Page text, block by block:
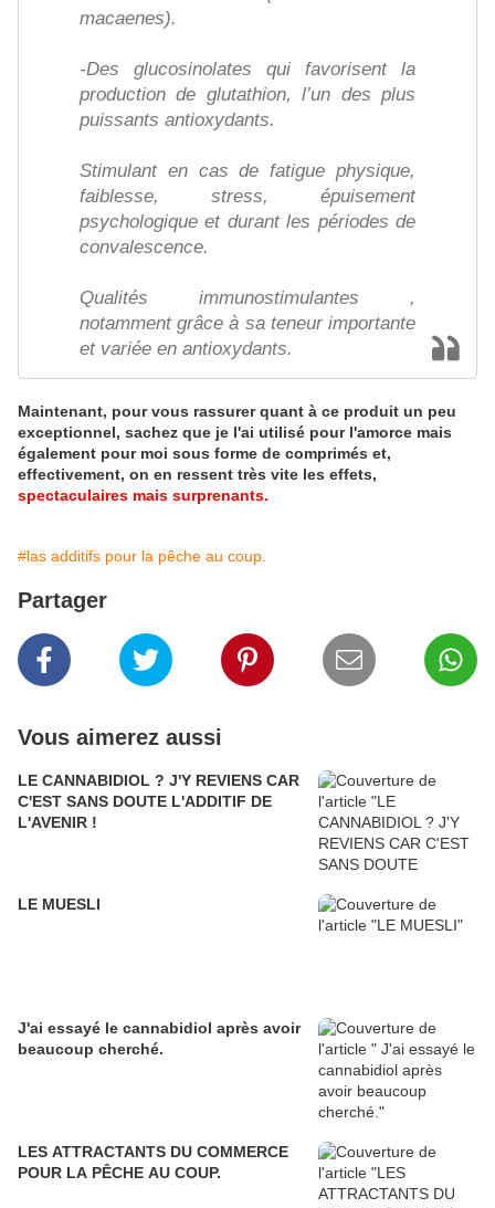
macaenes).
-Des glucosinolates qui favorisent la
production de glutathion, l’un des plus
puissants antioxydants.
Stimulant en cas de fatigue physique,
faiblesse, stress, épuisement
psychologique et durant les périodes de
convalescence.
Qualités immunostimulantes ,
notamment grâce à sa teneur importante
et variée en antioxydants.
Maintenant, pour vous rassurer quant à ce produit un peu
exceptionnel, sachez que je l'ai utilisé pour l'amorce mais
également pour moi sous forme de comprimés et,
effectivement, on en ressent très vite les effets,
spectaculaires mais surprenants.
#las additifs pour la pêche au coup.
Partager
Vous aimerez aussi
LE CANNABIDIOL ? J'Y REVIENS CAR
C'EST SANS DOUTE L'ADDITIF DE
L'AVENIR !
LE MUESLI
J'ai essayé le cannabidiol après avoir
beaucoup cherché.
LES ATTRACTANTS DU COMMERCE
POUR LA PÊCHE AU COUP.